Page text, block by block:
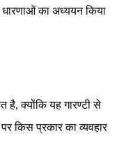
धारणाओं का अध्ययन किया
है, क्योंकि यह गारण्टी से
किस प्रकार का व्यवहार